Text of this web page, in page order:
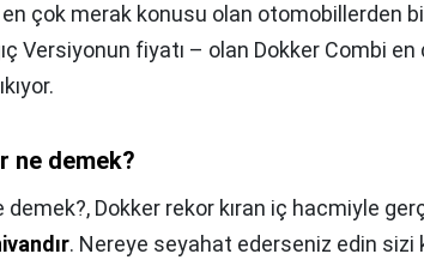
çok merak konusu olan otomobillerden
Versiyonun fiyatı – olan Dokker Combi
ne demek?
demek?, Dokker rekor kıran iç hacmiyle
. Nereye seyahat ederseniz edin sizi